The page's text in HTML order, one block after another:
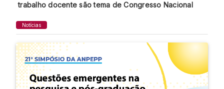
trabalho docente são tema de Congresso Nacional
Notícias